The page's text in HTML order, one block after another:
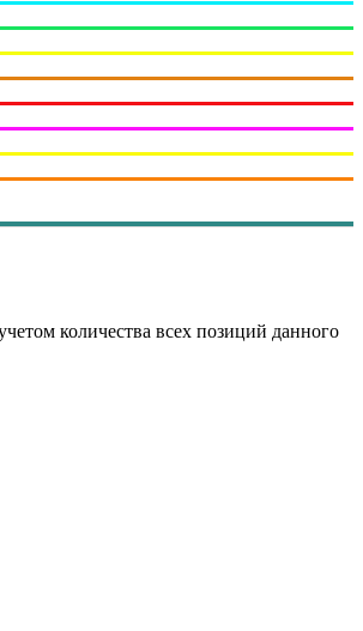
количества всех позиций данного